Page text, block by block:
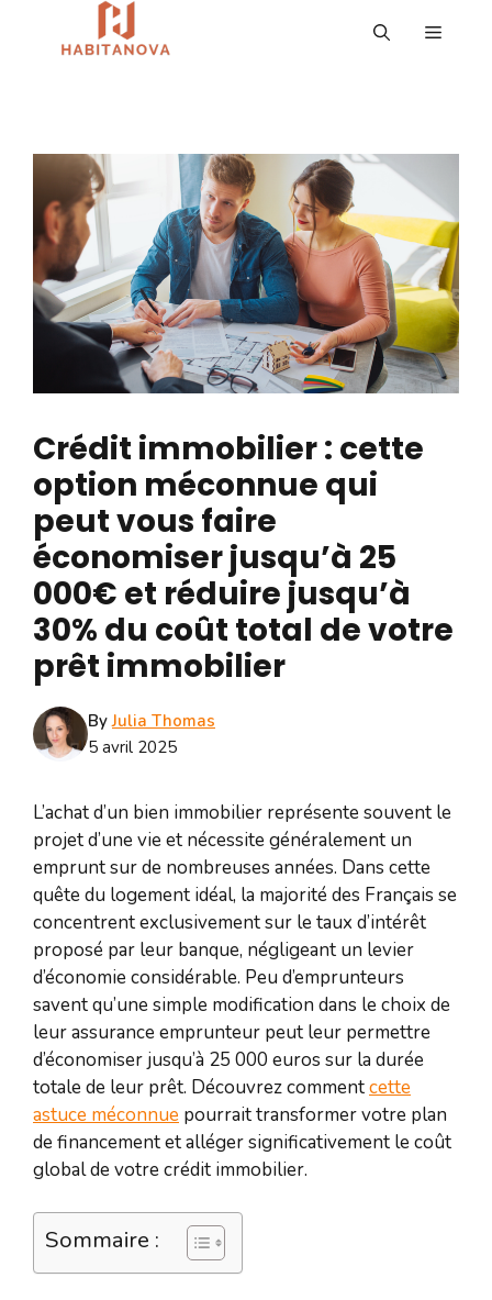
MENU
Crédit immobilier : cette
option méconnue qui
peut vous faire
économiser jusqu’à 25
000€ et réduire jusqu’à
30% du coût total de votre
prêt immobilier
ByJulia Thomas
5 avril 2025
L’achat d’un bien immobilier représente souvent le
projet d’une vie et nécessite généralement un
emprunt sur de nombreuses années. Dans cette
quête du logement idéal, la majorité des Français se
concentrent exclusivement sur le taux d’intérêt
proposé par leur banque, négligeant un levier
d’économie considérable. Peu d’emprunteurs
savent qu’une simple modification dans le choix de
leur assurance emprunteur peut leur permettre
d’économiser jusqu’à 25 000 euros sur la durée
totale de leur prêt. Découvrez commentcette
astuce méconnue pourrait transformer votre plan
de financement et alléger significativement le coût
global de votre crédit immobilier.
Sommaire :